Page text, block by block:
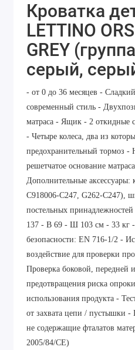
Кроватка
LETTINO
GREY
серый,
- от 0 до 36 месяцев -
современный стиль -
матраса - Ящик - 2 откидные
- Четыре колеса, два из
предохранительный тормоз -
решетчатое основание
Дополнительные аксессуары:
C918006-C247, G262-C247),
постельных
137 - В 69 - Ш 103 см - 33 кг
безопасности: EN 716-1/2 -
воздействие для проверки
Проверка боковой, передней
предотвращения риска
использования продукта -
от захвата цепи / пустышки -
не содержащие фталатов
2005/84/CE)